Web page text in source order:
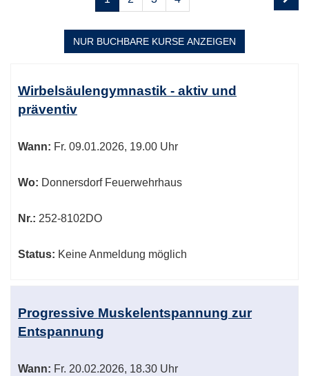
blättern
NUR BUCHBARE KURSE ANZEIGEN
Tabellenüberschriften
können
sortiert
Wirbelsäulengymnastik - aktiv und
präventiv
Wann: Fr. 09.01.2026, 19.00 Uhr
Wo: Donnersdorf Feuerwehrhaus
Nr.: 252-8102DO
Status: Keine Anmeldung möglich
Progressive Muskelentspannung zur
Entspannung
Wann: Fr. 20.02.2026, 18.30 Uhr